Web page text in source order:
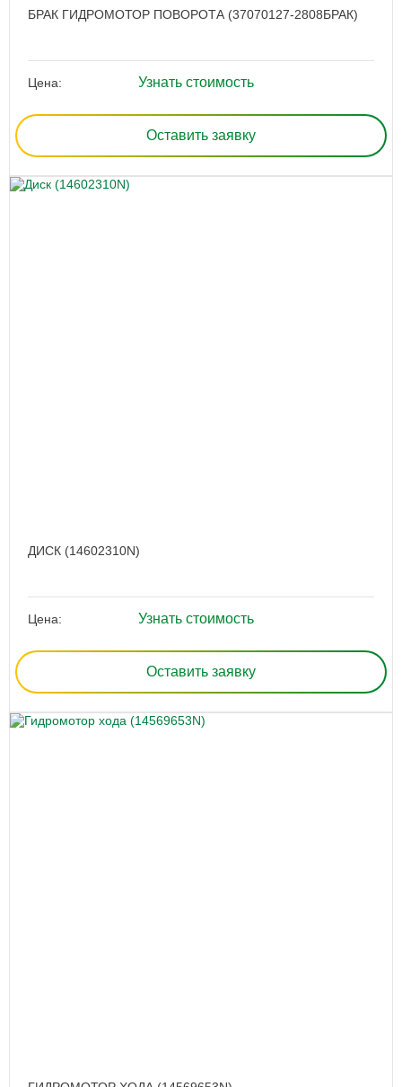
БРАК ГИДРОМОТОР ПОВОРОТА (37070127-2808БРАК)
Цена: Узнать стоимость
Оставить заявку
ДИСК (14602310N)
Цена: Узнать стоимость
Оставить заявку